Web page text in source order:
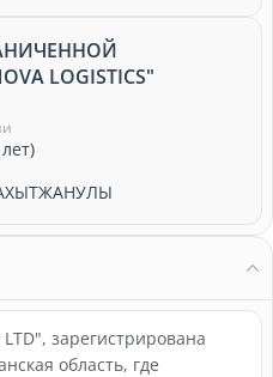
LOGISTICS"
зарегистрирована
область, где